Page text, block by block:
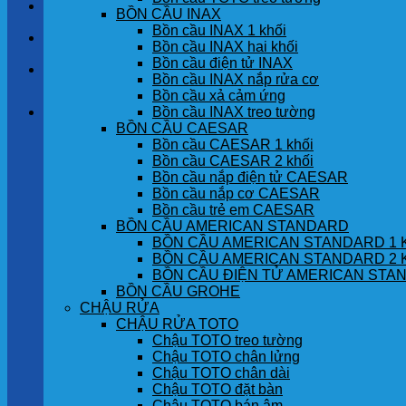
GÓC KHÁCH HÀNG
Chưa có sản phẩm trong giỏ hàng.
BỒN CẦU INAX
Bồn cầu INAX 1 khối
Bồn cầu INAX hai khối
Bồn cầu điện tử INAX
Bồn cầu INAX nắp rửa cơ
Bồn cầu xả cảm ứng
Bồn cầu INAX treo tường
BỒN CẦU CAESAR
Bồn cầu CAESAR 1 khối
Bồn cầu CAESAR 2 khối
Bồn cầu nắp điện tử CAESAR
Bồn cầu nắp cơ CAESAR
Bồn cầu trẻ em CAESAR
BỒN CẦU AMERICAN STANDARD
BỒN CẦU AMERICAN STANDARD 1
BỒN CẦU AMERICAN STANDARD 2
BỒN CẦU ĐIỆN TỬ AMERICAN
BỒN CẦU GROHE
CHẬU RỬA
CHẬU RỬA TOTO
Chậu TOTO treo tường
Chậu TOTO chân lửng
Chậu TOTO chân dài
Chậu TOTO đặt bàn